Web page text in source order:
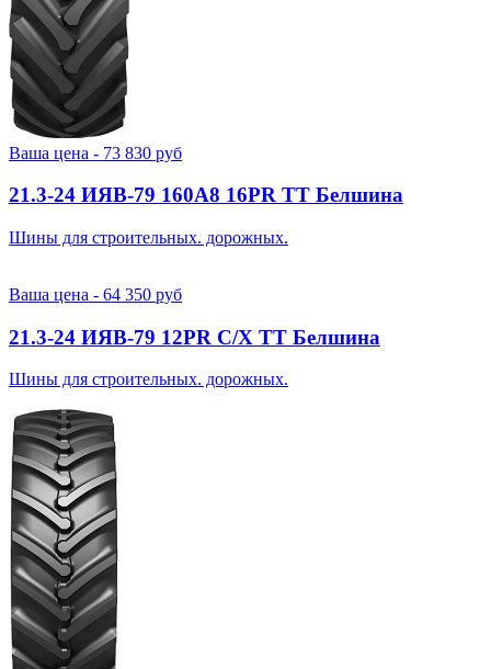
Ваша цена - 73 830 руб
21.3-24 ИЯВ-79 160A8 16PR TT Белшина
Шины для строительных. дорожных.
Ваша цена - 64 350 руб
21.3-24 ИЯВ-79 12PR С/Х TT Белшина
Шины для строительных. дорожных.